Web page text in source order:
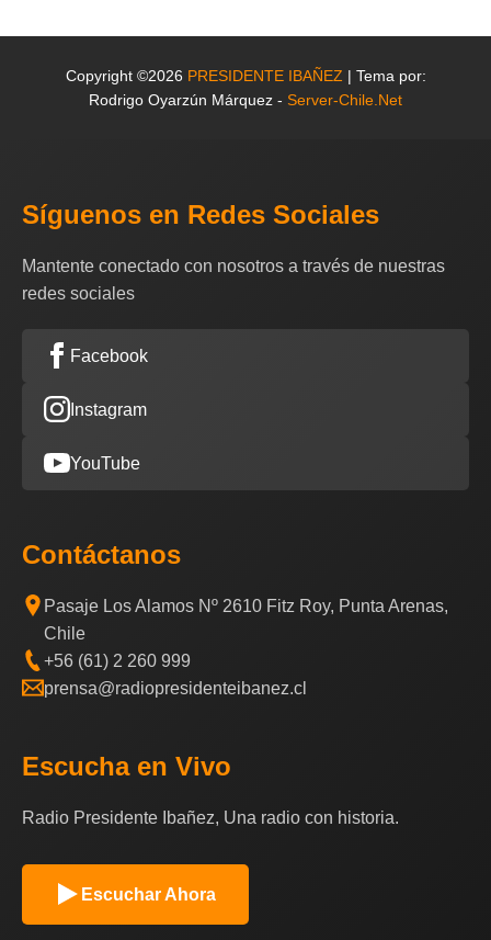
Copyright ©2026 PRESIDENTE IBAÑEZ | Tema por:
Rodrigo Oyarzún Márquez - Server-Chile.Net
Síguenos en Redes Sociales
Mantente conectado con nosotros a través de nuestras
redes sociales
Facebook
Instagram
YouTube
Contáctanos
Pasaje Los Alamos Nº 2610 Fitz Roy, Punta Arenas,
Chile
+56 (61) 2 260 999
prensa@radiopresidenteibanez.cl
Escucha en Vivo
Radio Presidente Ibañez, Una radio con historia.
Escuchar Ahora